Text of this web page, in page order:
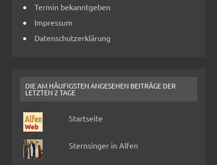
Termin bekanntgeben
Impressum
Datenschutzerklärung
DIE AM HÄUFIGSTEN ANGESEHEN BEITRÄGE DER
LETZTEN 2 TAGE
Startseite
Sternsinger in Alfen